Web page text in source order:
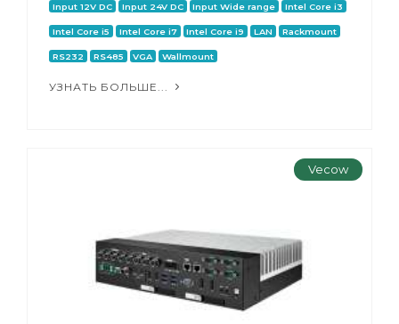
Input 12V DC Input 24V DC Input Wide range Intel Core i3
Intel Core i5 Intel Core i7 Intel Core i9 LAN Rackmount
RS232 RS485 VGA Wallmount
УЗНАТЬ БОЛЬШЕ...
Vecow